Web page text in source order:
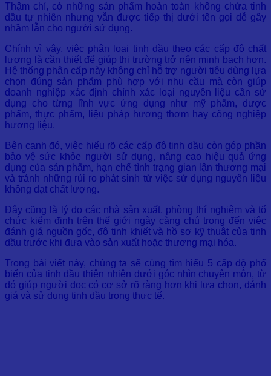
Thậm chí, có những sản phẩm hoàn toàn không chứa tinh
dầu tự nhiên nhưng vẫn được tiếp thị dưới tên gọi dễ gây
nhầm lẫn cho người sử dụng.
Chính vì vậy, việc phân loại tinh dầu theo các cấp độ chất
lượng là cần thiết để giúp thị trường trở nên minh bạch hơn.
Hệ thống phân cấp này không chỉ hỗ trợ người tiêu dùng lựa
chọn đúng sản phẩm phù hợp với nhu cầu mà còn giúp
doanh nghiệp xác định chính xác loại nguyên liệu cần sử
dụng cho từng lĩnh vực ứng dụng như mỹ phẩm, dược
phẩm, thực phẩm, liệu pháp hương thơm hay công nghiệp
hương liệu.
Bên cạnh đó, việc hiểu rõ các cấp độ tinh dầu còn góp phần
bảo vệ sức khỏe người sử dụng, nâng cao hiệu quả ứng
dụng của sản phẩm, hạn chế tình trạng gian lận thương mại
và tránh những rủi ro phát sinh từ việc sử dụng nguyên liệu
không đạt chất lượng.
Đây cũng là lý do các nhà sản xuất, phòng thí nghiệm và tổ
chức kiểm định trên thế giới ngày càng chú trọng đến việc
đánh giá nguồn gốc, độ tinh khiết và hồ sơ kỹ thuật của tinh
dầu trước khi đưa vào sản xuất hoặc thương mại hóa.
Trong bài viết này, chúng ta sẽ cùng tìm hiểu 5 cấp độ phổ
biến của tinh dầu thiên nhiên dưới góc nhìn chuyên môn, từ
đó giúp người đọc có cơ sở rõ ràng hơn khi lựa chọn, đánh
giá và sử dụng tinh dầu trong thực tế.